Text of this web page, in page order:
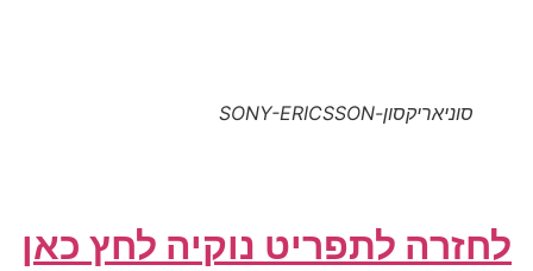
סוניאריקסון-SONY-ERICSSON
לחזרה לתפריט נוקיה לחץ כאן